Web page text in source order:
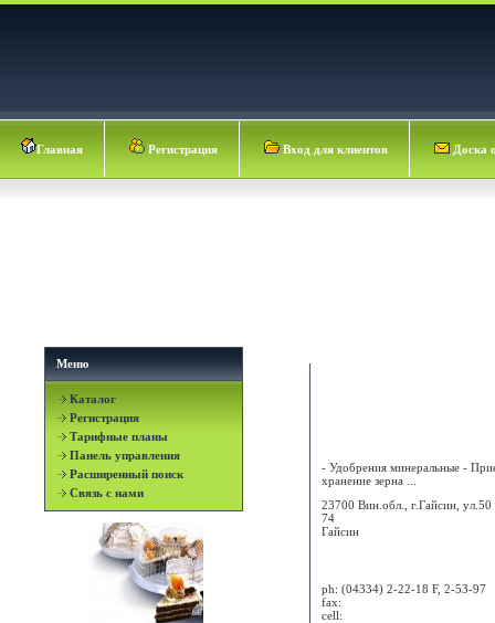
Главная Регистрация Вход для клиентов Доска
Меню
Каталог
Регистрация
Тарифные планы
Панель управления
Расширенный поиск
Связь с нами
- Удобрения минеральные -
хранение зерна ...
23700 Вин.обл., г.Гайсин, ул.50
74
Гайсин
ph: (04334) 2-22-18 F, 2-53-97
fax:
cell: